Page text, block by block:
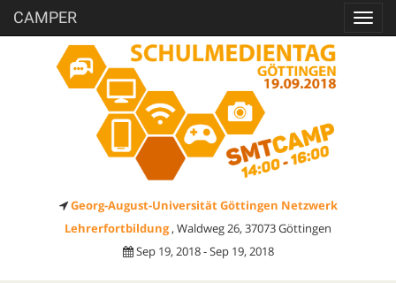
CAMPER
Georg-August-Universität Göttingen Netzwerk
Lehrerfortbildung , Waldweg 26, 37073 Göttingen
Sep 19, 2018 - Sep 19, 2018